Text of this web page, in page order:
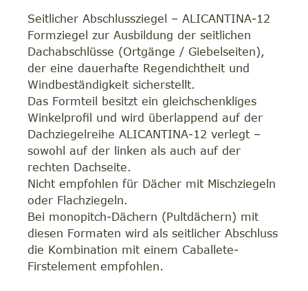
Seitlicher Abschlussziegel – ALICANTINA-12
Formziegel zur Ausbildung der seitlichen
Dachabschlüsse (Ortgänge / Giebelseiten),
der eine dauerhafte Regendichtheit und
Windbeständigkeit sicherstellt.
Das Formteil besitzt ein gleichschenkliges
Winkelprofil und wird überlappend auf der
Dachziegelreihe ALICANTINA-12 verlegt –
sowohl auf der linken als auch auf der
rechten Dachseite.
Nicht empfohlen für Dächer mit Mischziegeln
oder Flachziegeln.
Bei monopitch-Dächern (Pultdächern) mit
diesen Formaten wird als seitlicher Abschluss
die Kombination mit einem Caballete-
Firstelement empfohlen.